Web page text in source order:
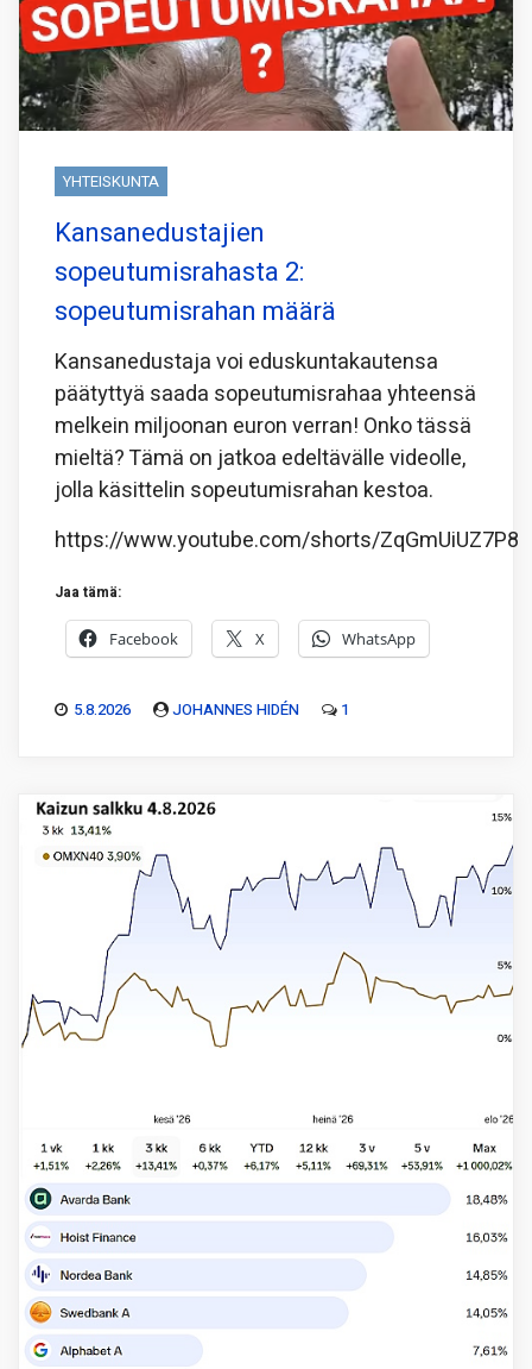
YHTEISKUNTA
Kansanedustajien
sopeutumisrahasta 2:
sopeutumisrahan määrä
Kansanedustaja voi eduskuntakautensa
päätyttyä saada sopeutumisrahaa yhteensä
melkein miljoonan euron verran! Onko tässä
mieltä? Tämä on jatkoa edeltävälle videolle,
jolla käsittelin sopeutumisrahan kestoa.
https://www.youtube.com/shorts/ZqGmUiUZ7P8
Jaa tämä:
Facebook X WhatsApp
5.8.2026 JOHANNES HIDÉN 1